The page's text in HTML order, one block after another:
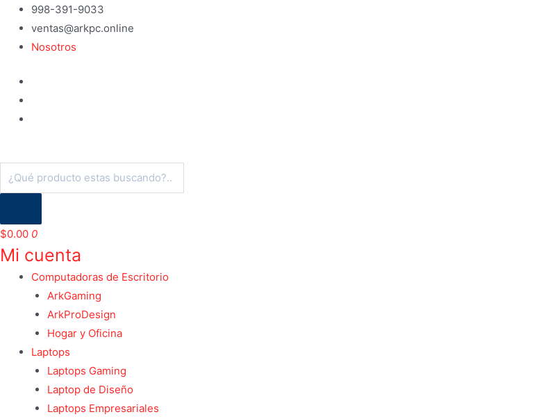
contenido
998-391-9033
ventas@arkpc.online
Nosotros
Búsqueda
de
$0.00 0
Mi cuenta
Computadoras de Escritorio
ArkGaming
ArkProDesign
Hogar y Oficina
Laptops
Laptops Gaming
Laptop de Diseño
Laptops Empresariales